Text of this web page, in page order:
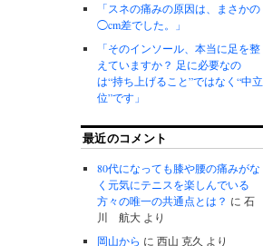
「スネの痛みの原因は、まさかの
◯cm差でした。」
「そのインソール、本当に足を整
えていますか？ 足に必要なの
は“持ち上げること”ではなく“中立
位”です」
最近のコメント
80代になっても膝や腰の痛みがな
く元気にテニスを楽しんでいる
方々の唯一の共通点とは？ に石
川 航大 より
岡山から に西山 克久 より